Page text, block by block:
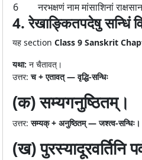
6
नरभक्षणं नाम मांसाशिनां
4. रेखाङ्कितपदेषु सन्धिं
यह section Class 9 Sanskrit
यथा: न चैतावत्।
उत्तर:च + एतावत् — वृद्धि-सन्धिः
(क) सम्यगनुष्ठितम्।
उत्तर:सम्यक् + अनुष्ठितम् — जश्त्व-सन्धिः।
(ख) पुरस्यादूरवर्तिनि